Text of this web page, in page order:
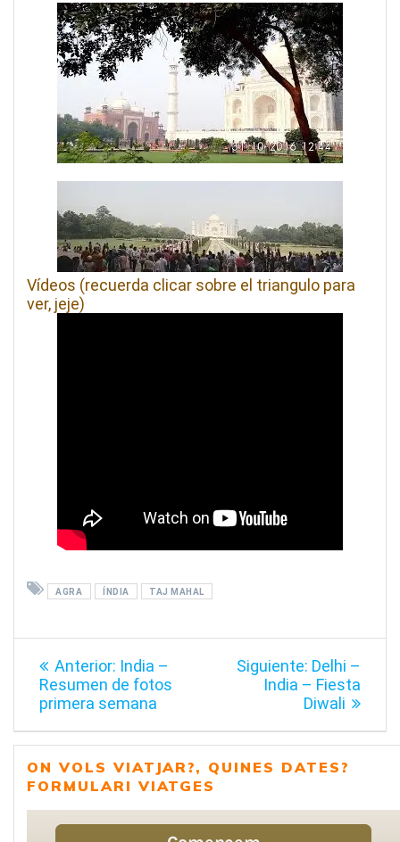
Vídeos (recuerda clicar sobre el triangulo para
ver, jeje)
AGRA ÍNDIA TAJ MAHAL
Navegación
de
entradas
Anterior: Entrada
anterior:
India –
Resumen de fotos
primera semana
Siguiente: Siguiente
entrada:
Delhi –
India – Fiesta
Diwali
ON VOLS VIATJAR?, QUINES DATES?
FORMULARI VIATGES